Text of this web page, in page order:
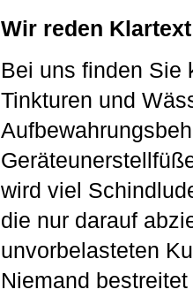
Wir reden
Bei uns finden Sie
Tinkturen und
wird viel
die nur darauf
unvorbelasteten
Niemand